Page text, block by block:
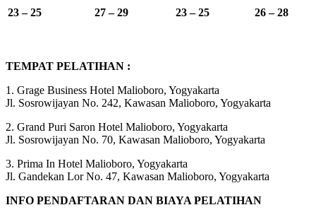
23 – 25
27 – 29 23 – 25 26 – 28
TEMPAT PELATIHAN :
1. Grage Business Hotel Malioboro, Yogyakarta
Jl. Sosrowijayan No. 242, Kawasan Malioboro, Yogyakarta
2. Grand Puri Saron Hotel Malioboro, Yogyakarta
Jl. Sosrowijayan No. 70, Kawasan Malioboro, Yogyakarta
3. Prima In Hotel Malioboro, Yogyakarta
Jl. Gandekan Lor No. 47, Kawasan Malioboro, Yogyakarta
INFO PENDAFTARAN DAN BIAYA PELATIHAN